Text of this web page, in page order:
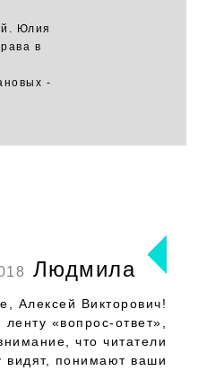
Юлия
в
-
Людмила
Алексей Викторович!
ленту «вопрос-ответ»,
что читатели
видят, понимают ваши